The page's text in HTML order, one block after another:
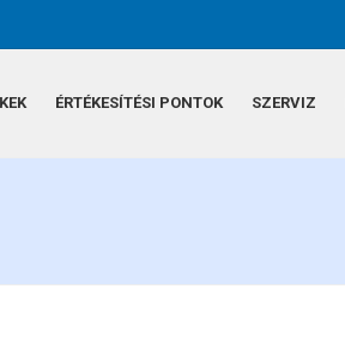
ÉRTÉKESÍTÉSI PONTOK SZERVIZ